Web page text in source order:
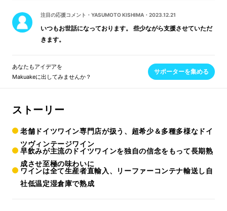
注目の応援コメント ・ YASUMOTO KISHIMA ・ 2023.12.21
いつもお世話になっております。 些少ながら支援させていただ
きます。
あなたもアイデアを
Makuakeに出してみませんか？
サポーターを集める
ストーリー
老舗ドイツワイン専門店が扱う、超希少＆多種多様なドイ
ツヴィンテージワイン
早飲みが主流のドイツワインを独自の信念をもって長期熟
成させ至極の味わいに
ワインは全て生産者直輸入、リーファーコンテナ輸送し自
社低温定湿倉庫で熟成